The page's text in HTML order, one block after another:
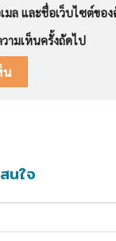
ล และชื่อเว็บไซต์ขอ
ามเห็นครั้งถัดไป
นใจ